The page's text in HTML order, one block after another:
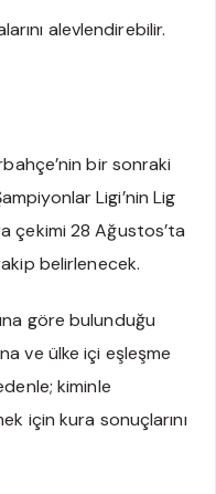
alevlendirebilir.
bir sonraki
Ligi’nin Lig
çekimi 28 Ağustos’ta
belirlenecek.
göre bulunduğu
ve ülke içi eşleşme
kiminle
için kura sonuçlarını